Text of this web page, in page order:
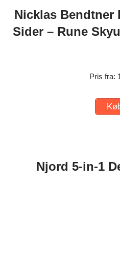
Nicklas Bendtner
Sider – Rune
Pris fra:
Njord 5-in-1